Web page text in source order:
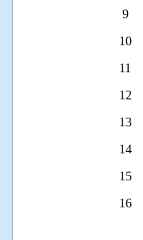
9
10
11
12
13
14
15
16